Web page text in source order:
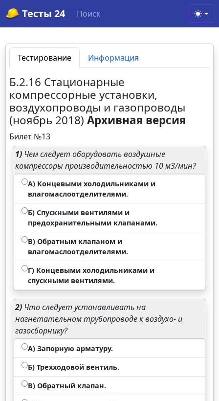
Тесты 24 Поиск
Тестирование Информация
Б.2.16 Стационарные
компрессорные установки,
воздухопроводы и газопроводы
(ноябрь 2018)Архивная версия
Билет №13
1) Чем следует оборудовать воздушные
компрессоры производительностью 10 м3/мин?
А) Концевыми холодильниками и
влагомаслоотделителями.
Б) Спускными вентилями и
предохранительными клапанами.
В) Обратным клапаном и
влагомаслоотделителями.
Г) Концевыми холодильниками и
спускными вентилями.
2) Что следует устанавливать на
нагнетательном трубопроводе к воздухо- и
газосборнику?
А) Запорную арматуру.
Б) Трехходовой вентиль.
В) Обратный клапан.